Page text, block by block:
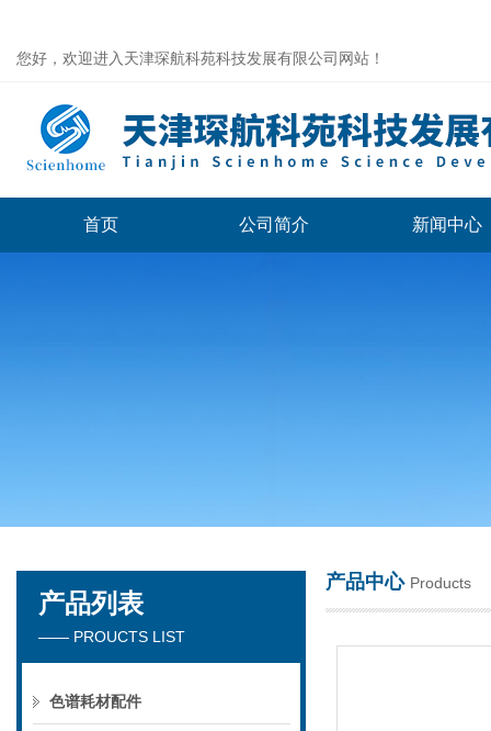
您好，欢迎进入天津琛航科苑科技发展有限公司网站！
天津琛航科苑科技发展有限公司
首页 公司简介 新闻中心
产品列表
—— PROUCTS LIST
色谱耗材配件
产品中心 Products